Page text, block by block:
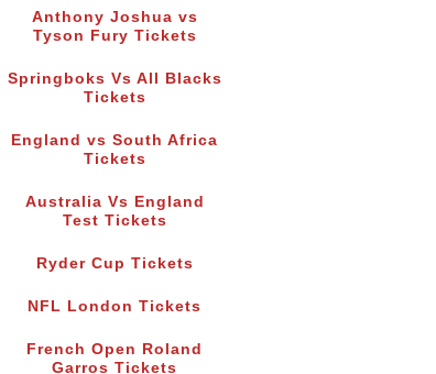
Anthony Joshua vs
Tyson Fury Tickets
Springboks Vs All Blacks
Tickets
England vs South Africa
Tickets
Australia Vs England
Test Tickets
Ryder Cup Tickets
NFL London Tickets
French Open Roland
Garros Tickets